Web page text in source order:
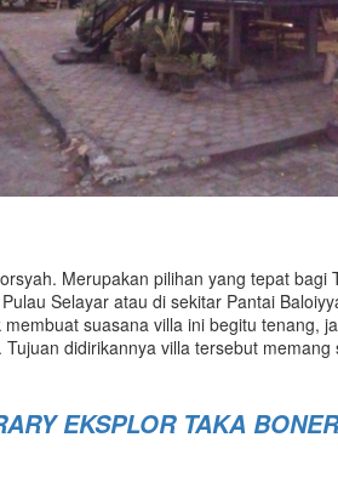
Merupakan pilihan yang tepat
Selayar atau di sekitar Pantai
suasana villa ini begitu tenang,
didirikannya villa tersebut
EKSPLOR TAKA